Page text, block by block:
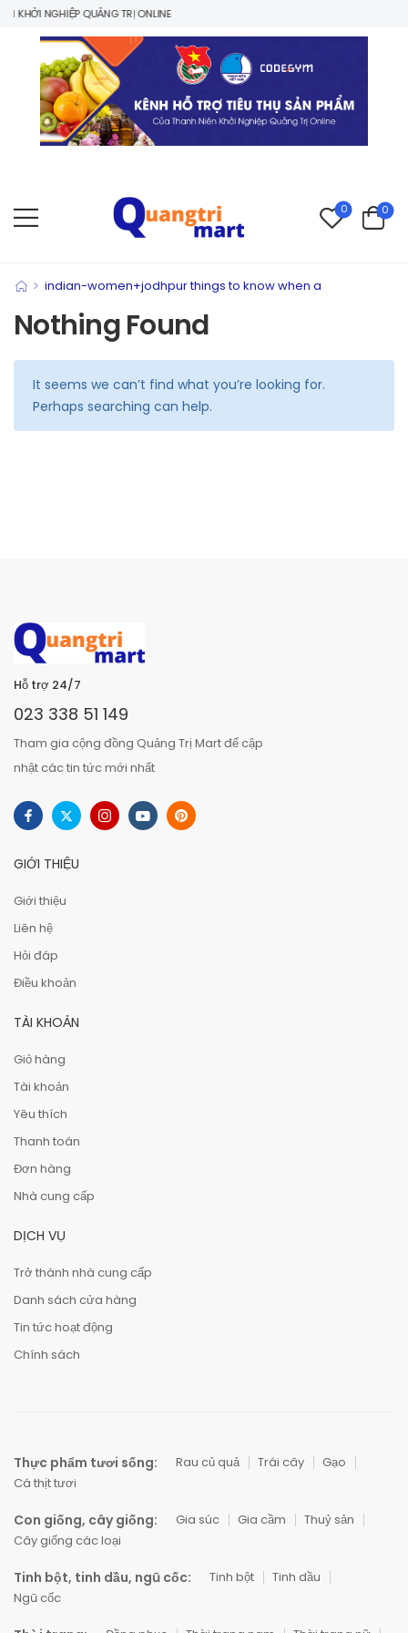
NGHIỆP QUẢNG TRỊ ONLINE
0 0
> indian-women+jodhpur things to know when a
Nothing Found
It seems we can’t find what you’re looking for.
Perhaps searching can help.
Hỗ trợ 24/7
023 338 51 149
Tham gia cộng đồng Quảng Trị Mart để cập
nhật các tin tức mới nhất
GIỚI THIỆU
Giới thiệu
Liên hệ
Hỏi đáp
Điều khoản
TÀI KHOẢN
Giỏ hàng
Tài khoản
Yêu thích
Thanh toán
Đơn hàng
Nhà cung cấp
DỊCH VỤ
Trở thành nhà cung cấp
Danh sách cửa hàng
Tin tức hoạt động
Chính sách
Thực phẩm tươi sống: Rau củ quả Trái cây
Gạo
Cá thịt tươi
Con giống, cây giống: Gia súc Gia cầm
Thuỷ sản
Cây giống các loại
Tinh bột, tinh dầu, ngũ cốc: Tinh bột
Tinh dầu
Ngũ cốc